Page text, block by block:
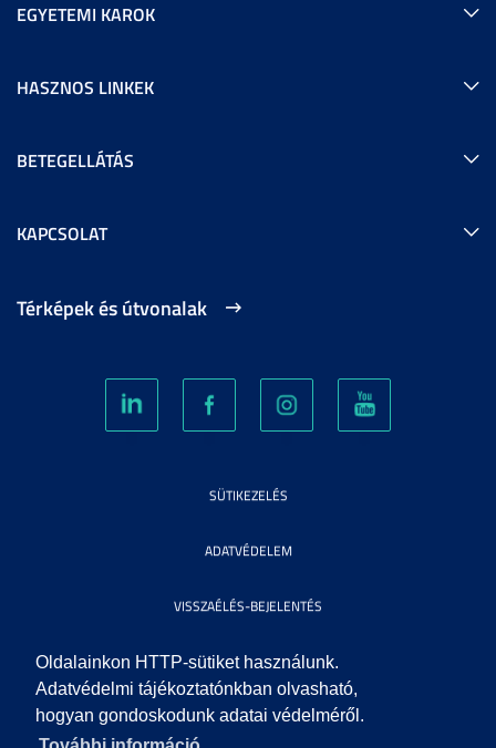
Oldalainkon HTTP-sütiket használunk.
Adatvédelmi tájékoztatónkban olvasható,
hogyan gondoskodunk adatai védelméről.
EGYETEMI KAROK
HASZNOS LINKEK
BETEGELLÁTÁS
KAPCSOLAT
Térképek és útvonalak
SÜTIKEZELÉS
ADATVÉDELEM
VISSZAÉLÉS-BEJELENTÉS
KÖZÉRDEKŰ ADATOK
IMPRESSZUM